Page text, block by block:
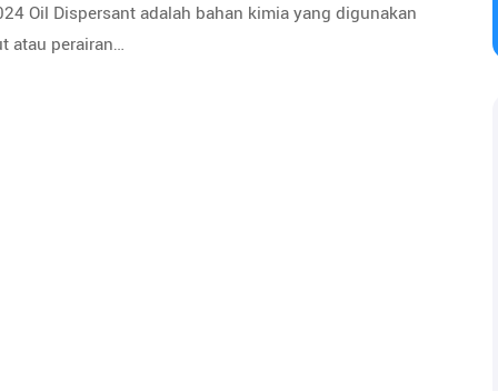
Oil Dispersant adalah bahan kimia yang digunakan
atau perairan…